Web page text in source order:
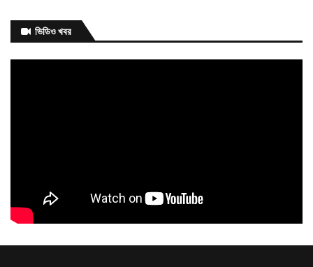
এক
মাসের মধ্যে ভাতার আওতায় আসছেন আরও ২০০ ক্রীড়াবিদ: ক্রীড়া প্রতিমন্ত্রী
আগস্ট ৬, ২০২৬
ভিডিও খবর